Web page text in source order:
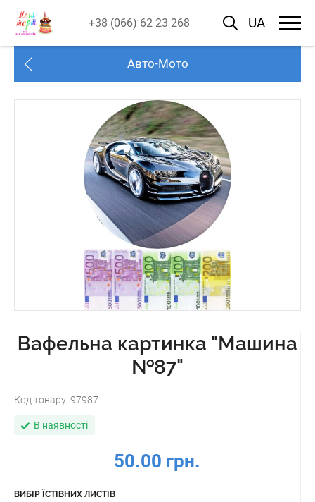
+38 (066) 62 23 268 UA
Авто-Мото
Вафельна картинка "Машина
№87"
Код товару: 97987
В наявності
50.00 грн.
ВИБІР ЇСТІВНИХ ЛИСТІВ